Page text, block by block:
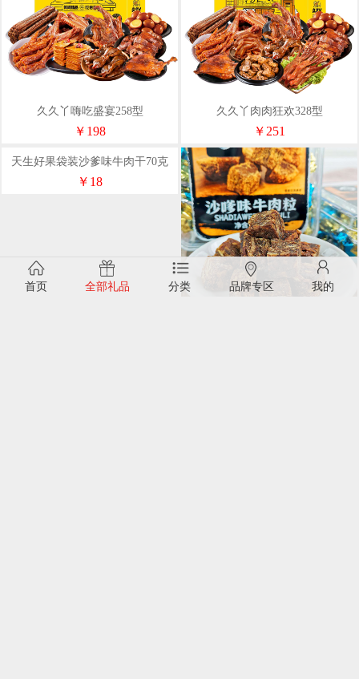
久久丫嗨吃盛宴258型
￥198
久久丫肉肉狂欢328型
￥251
首页 全部礼品 分类 品牌专区 我的